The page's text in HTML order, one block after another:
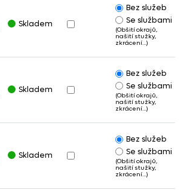
Skladem
Bez služeb
Se službami
(Obšití okrajů,
našití stužky,
zkrácení…)
Skladem
Bez služeb
Se službami
(Obšití okrajů,
našití stužky,
zkrácení…)
Skladem
Bez služeb
Se službami
(Obšití okrajů,
našití stužky,
zkrácení…)